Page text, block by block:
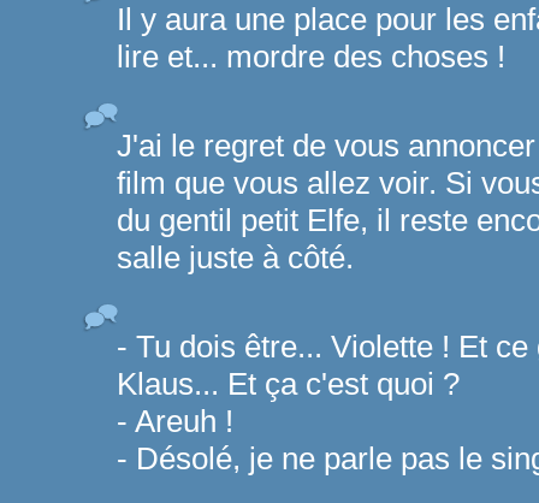
Il y aura une place pour les
lire et... mordre des choses !
J'ai le regret de vous
film que vous allez voir. Si
du gentil petit Elfe, il reste
salle juste à côté.
- Tu dois être... Violette ! Et
Klaus... Et ça c'est quoi ?
- Areuh !
- Désolé, je ne parle pas le